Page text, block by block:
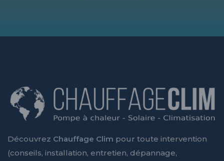
Découvrez Chauffage Clim pour toute intervention
(conseils, installation, entretien, dépannage,